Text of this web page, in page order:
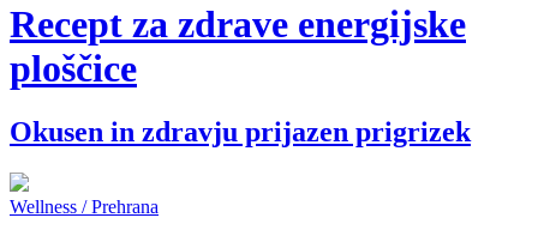
Recept za zdrave energijske
ploščice
Okusen in zdravju prijazen prigrizek
Wellness / Prehrana